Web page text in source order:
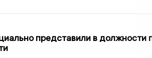
представили в должности